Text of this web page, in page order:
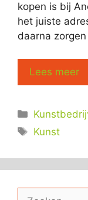
kopen is bij
het juiste
daarna
Lees meer
Tags
Kunst